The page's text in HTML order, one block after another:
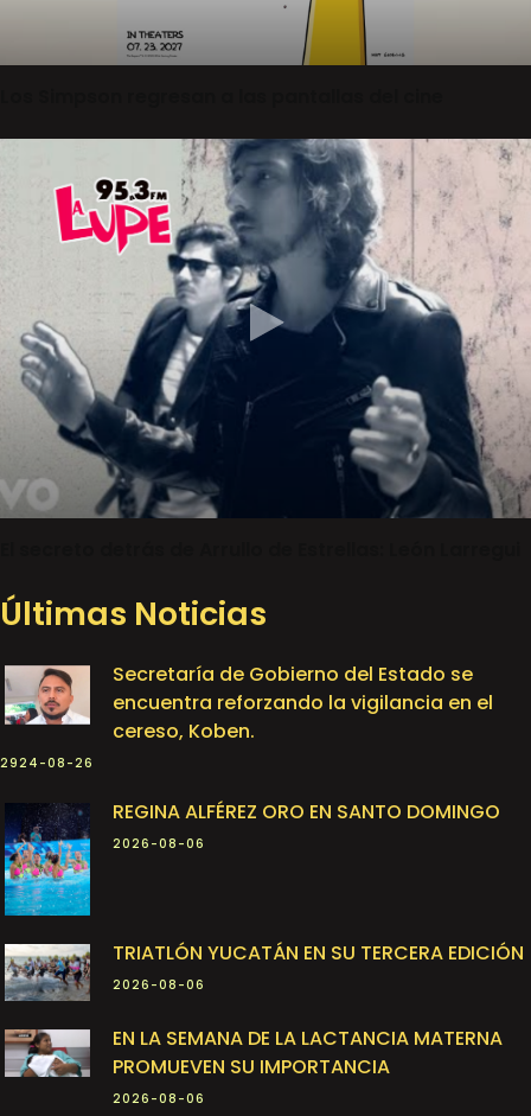
Últimas Noticias
Secretaría de Gobierno del Estado se
encuentra reforzando la vigilancia en el
cereso, Koben.
2924-08-26
REGINA ALFÉREZ ORO EN SANTO DOMINGO
2026-08-06
TRIATLÓN YUCATÁN EN SU TERCERA EDICIÓN
2026-08-06
EN LA SEMANA DE LA LACTANCIA MATERNA
PROMUEVEN SU IMPORTANCIA
2026-08-06